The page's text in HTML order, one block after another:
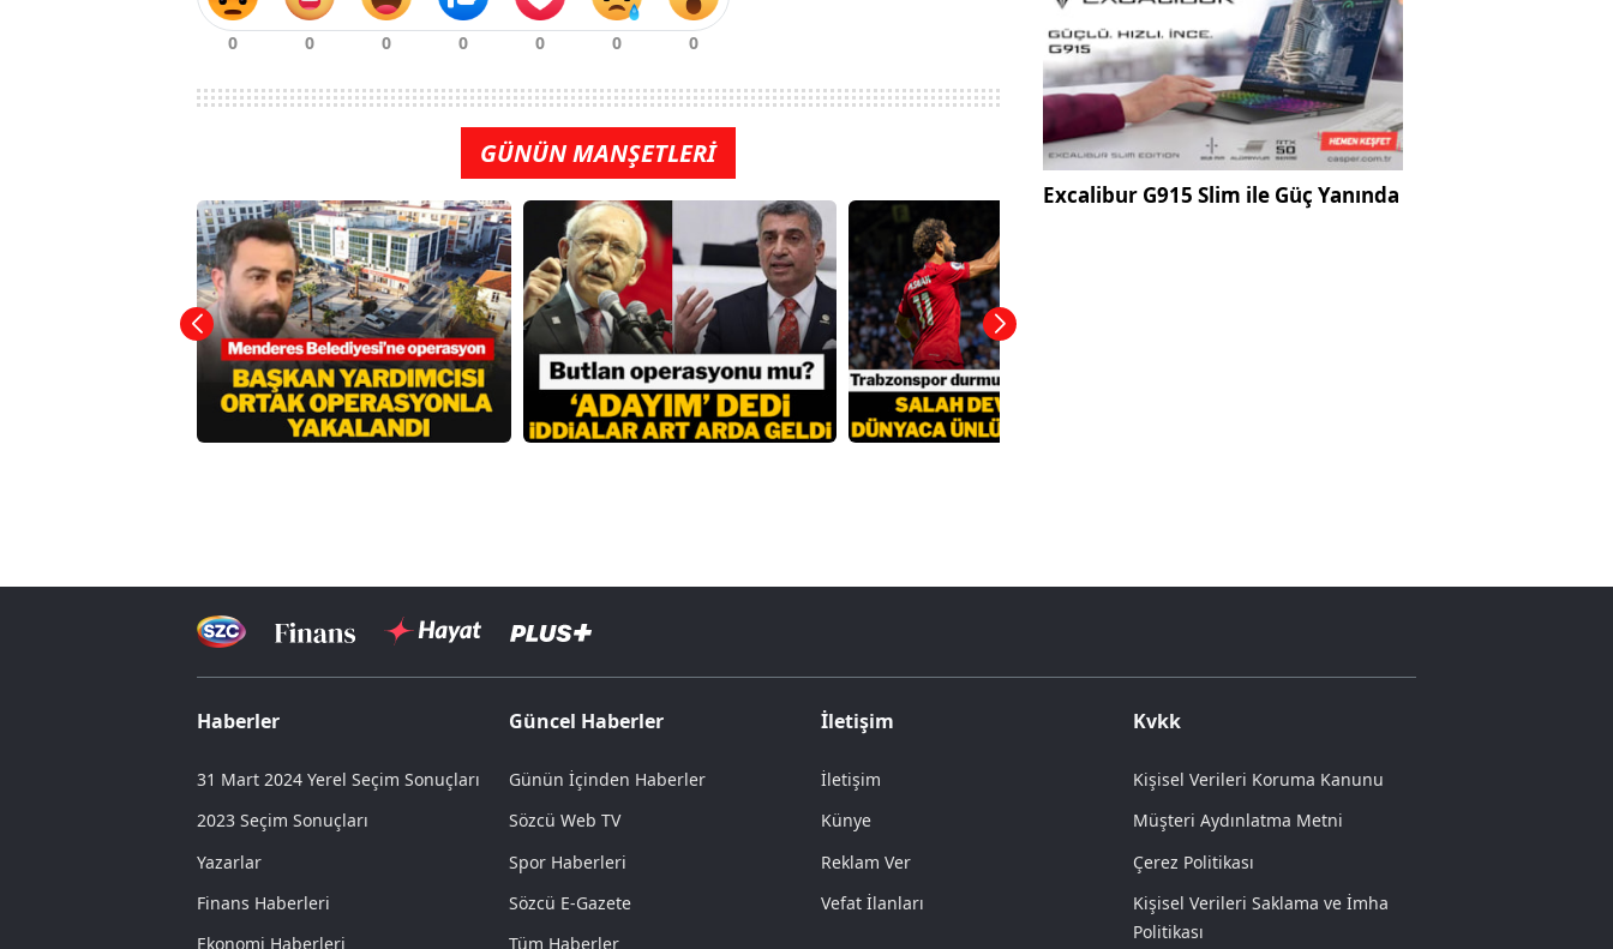
GÜNÜN MANŞETLERİ
Excalibur G915 Slim ile Güç Yanında
Haberler
31 Mart 2024 Yerel Seçim Sonuçları
2023 Seçim Sonuçları
Yazarlar
Finans Haberleri
Ekonomi Haberleri
Güncel Haberler
Günün İçinden Haberler
Sözcü Web TV
Spor Haberleri
Sözcü E-Gazete
Tüm Haberler
İletişim
İletişim
Künye
Reklam Ver
Vefat İlanları
Kvkk
Kişisel Verileri Koruma Kanunu
Müşteri Aydınlatma Metni
Çerez Politikası
Kişisel Verileri Saklama ve İmha
Politikası